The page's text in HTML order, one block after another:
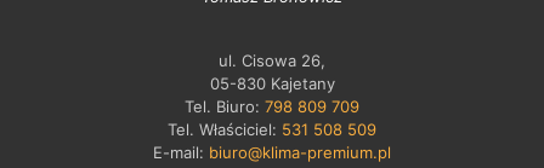
ul. Cisowa 26,
05-830 Kajetany
Tel. Biuro: 798 809 709
Tel. Właściciel: 531 508 509
E-mail: biuro@klima-premium.pl